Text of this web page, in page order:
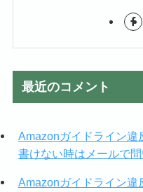
最近のコメント
Amazonガイドライン違
書けない時はメールで
Amazonガイドライン違